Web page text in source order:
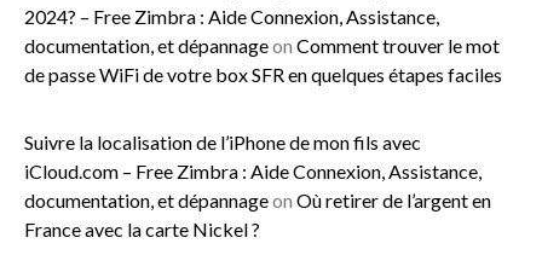
2024? – Free Zimbra : Aide Connexion, Assistance,
documentation, et dépannageon Comment trouver le mot
de passe WiFi de votre box SFR en quelques étapes faciles
Suivre la localisation de l’iPhone de mon fils avec
iCloud.com – Free Zimbra : Aide Connexion, Assistance,
documentation, et dépannageon Où retirer de l’argent en
France avec la carte Nickel ?